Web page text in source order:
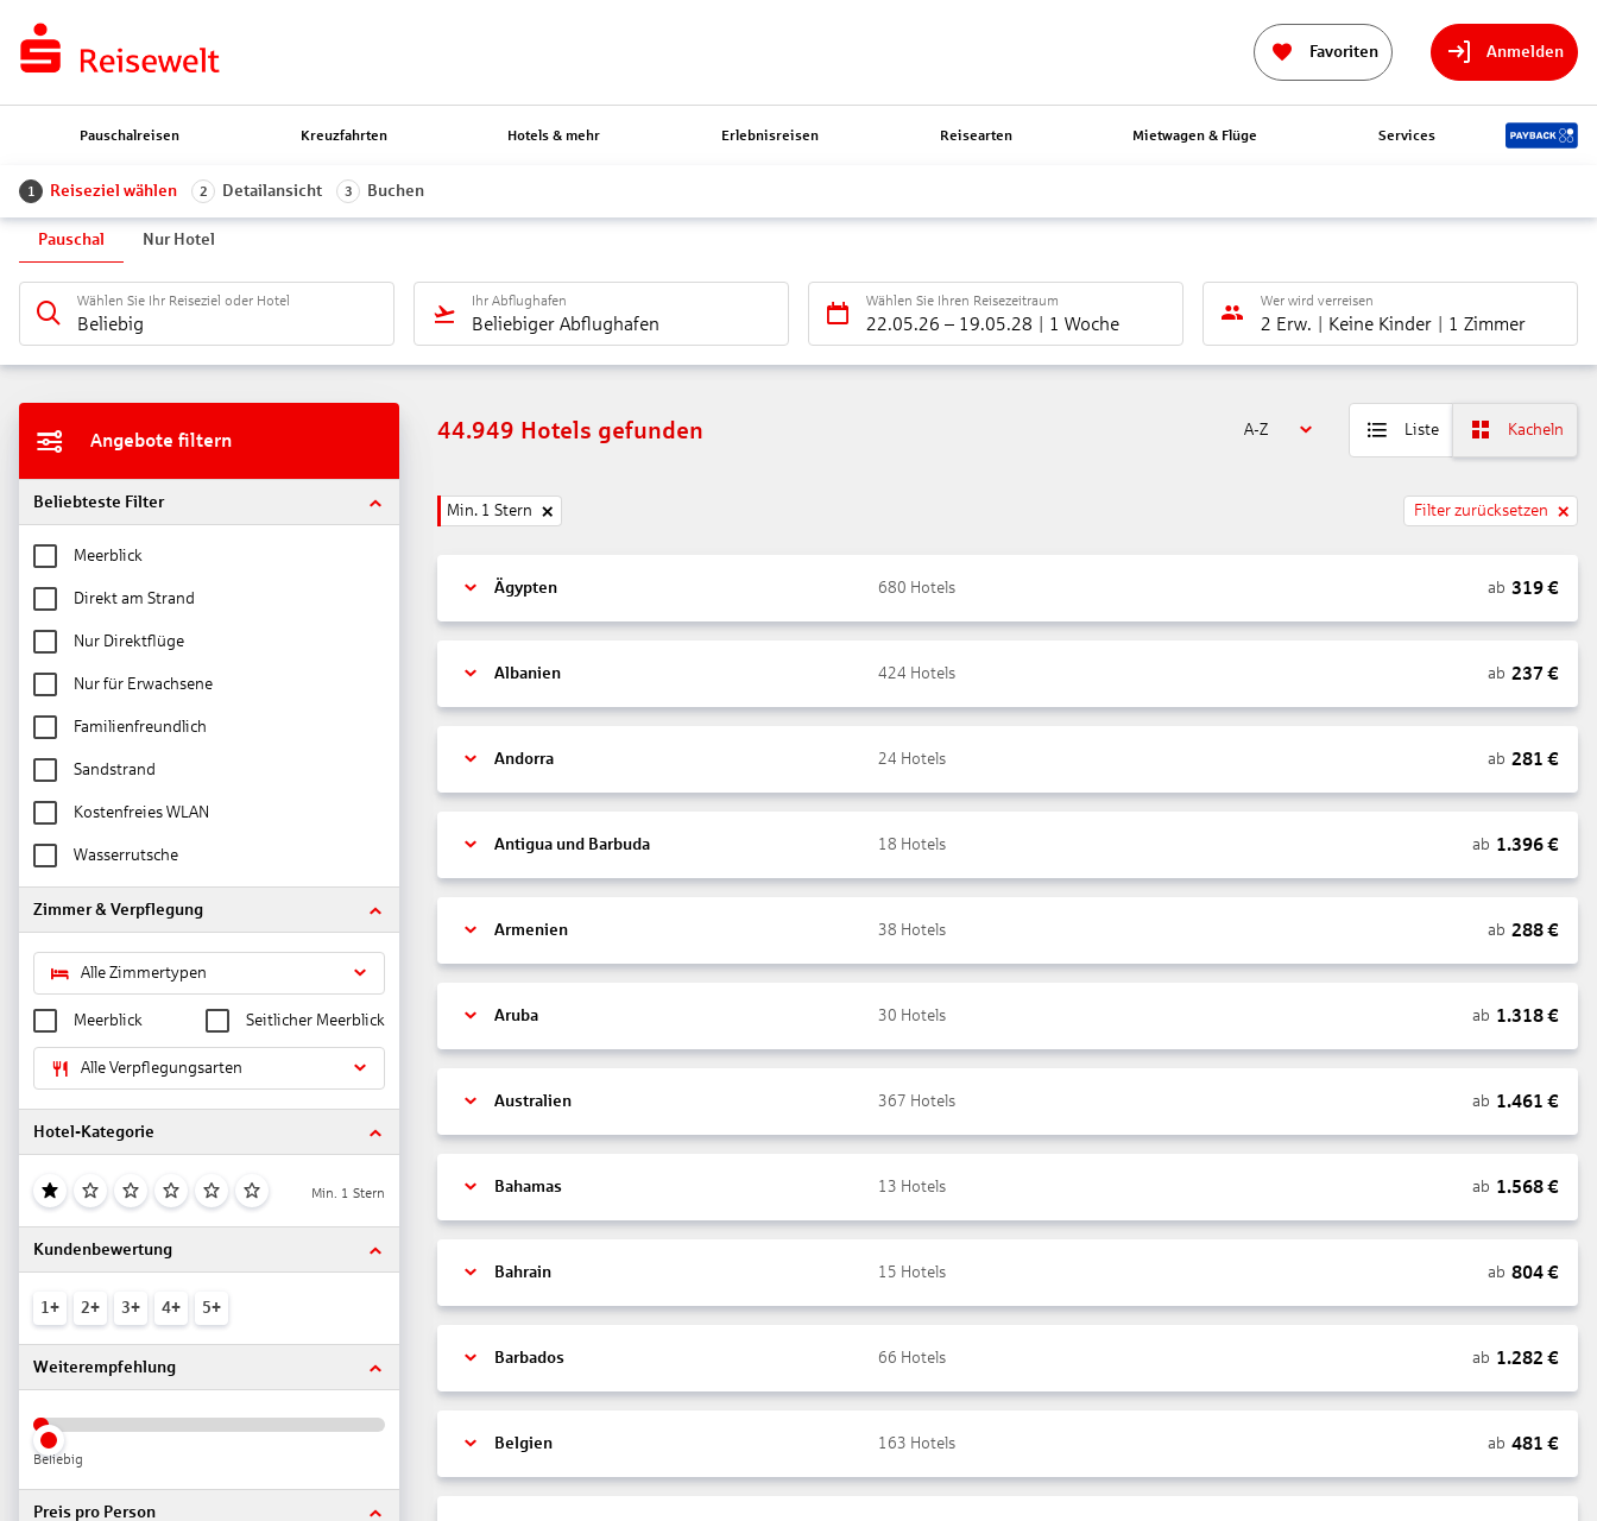
Favoriten Anmelden
Pauschalreisen Kreuzfahrten Hotels & mehr Erlebnisreisen Reisearten Mietwagen & Flüge Services
1 Reiseziel wählen 2 Detailansicht 3 Buchen
Pauschal Nur Hotel
Wählen Sie Ihr Reiseziel oder Hotel
Beliebig
Ihr Abflughafen
Beliebiger Abflughafen
Wählen Sie Ihren Reisezeitraum
22.05.26 – 19.05.28 1 Woche
Wer wird verreisen
2 Erw. Keine Kinder 1 Zimmer
Angebote filtern
Beliebteste Filter
Meerblick
Direkt am Strand
Nur Direktflüge
Nur für Erwachsene
Familienfreundlich
Sandstrand
Kostenfreies WLAN
Wasserrutsche
Zimmer & Verpflegung
Alle Zimmertypen
Meerblick Seitlicher Meerblick
Alle Verpflegungsarten
Hotel-Kategorie
Min. 1 Stern
Kundenbewertung
1+ 2+ 3+ 4+ 5+
Weiterempfehlung
Beliebig
Preis pro Person
44.949 Hotels gefunden A-Z Liste Kacheln
Min. 1 Stern Filter zurücksetzen
Ägypten 680 Hotels ab 319€
Albanien 424 Hotels ab 237 €
Andorra 24 Hotels ab 281 €
Antigua und Barbuda 18 Hotels ab 1.396€
Armenien 38 Hotels ab 288€
Aruba 30 Hotels ab 1.318€
Australien 367 Hotels ab 1.461 €
Bahamas 13 Hotels ab 1.568€
Bahrain 15 Hotels ab 804€
Barbados 66 Hotels ab 1.282 €
Belgien 163 Hotels ab 481 €